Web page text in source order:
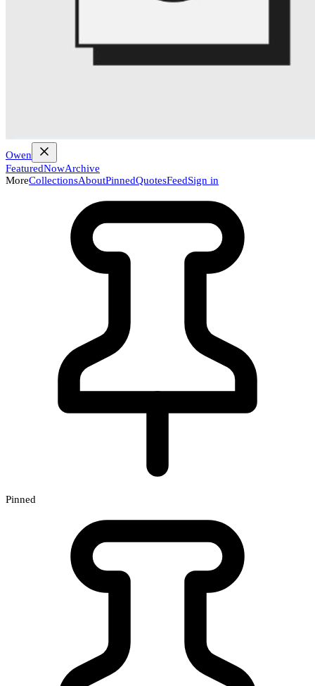
Owen
FeaturedNowArchive
MoreCollectionsAboutPinnedQuotesFeedSign in
Pinned